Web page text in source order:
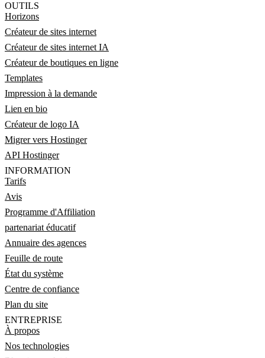
OUTILS
Horizons
Créateur de sites internet
Créateur de sites internet IA
Créateur de boutiques en ligne
Templates
Impression à la demande
Lien en bio
Créateur de logo IA
Migrer vers Hostinger
API Hostinger
INFORMATION
Tarifs
Avis
Programme d'Affiliation
partenariat éducatif
Annuaire des agences
Feuille de route
État du système
Centre de confiance
Plan du site
ENTREPRISE
À propos
Nos technologies